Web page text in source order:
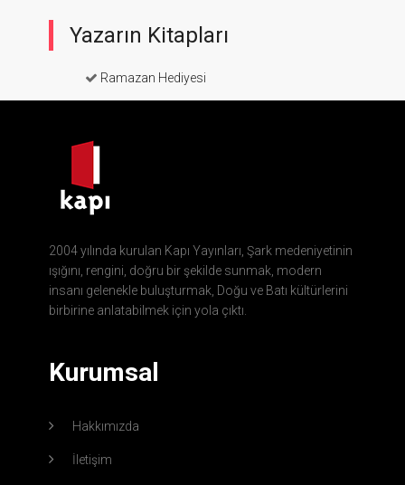
Yazarın Kitapları
Ramazan Hediyesi
2004 yılında kurulan Kapı Yayınları, Şark medeniyetinin
ışığını, rengini, doğru bir şekilde sunmak, modern
insanı gelenekle buluşturmak, Doğu ve Batı kültürlerini
birbirine anlatabilmek için yola çıktı.
Kurumsal
Hakkımızda
İletişim